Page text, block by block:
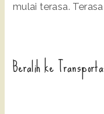
mulai terasa.
Beralih ke